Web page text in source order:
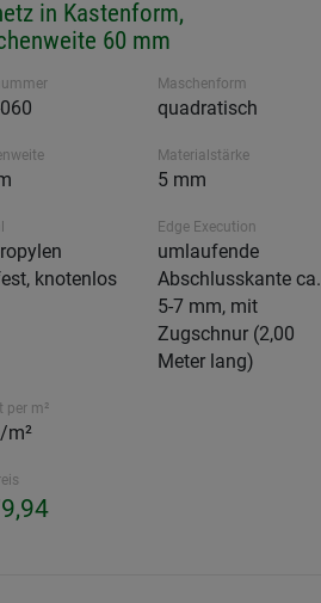
in Kastenform,
60 mm
Maschenform
quadratisch
Materialstärke
5 mm
knotenlos
Edge Execution
umlaufende
Abschlusskante ca.
5-7 mm, mit
Zugschnur (2,00
Meter lang)
per m²
m²